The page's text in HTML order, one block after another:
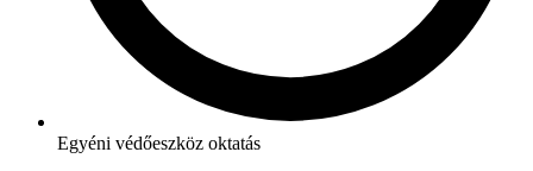
Egyéni védőeszköz oktatás